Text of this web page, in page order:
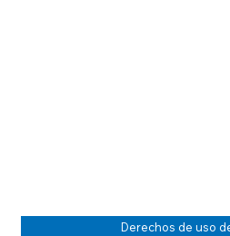
Derechos de uso